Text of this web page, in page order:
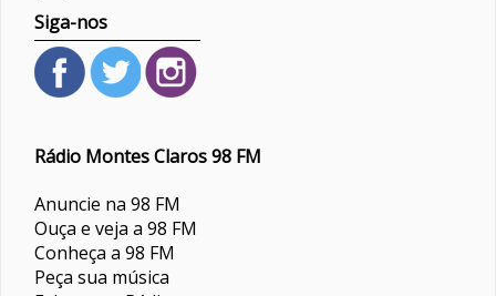
Siga-nos
Rádio Montes Claros 98 FM
Anuncie na 98 FM
Ouça e veja a 98 FM
Conheça a 98 FM
Peça sua música